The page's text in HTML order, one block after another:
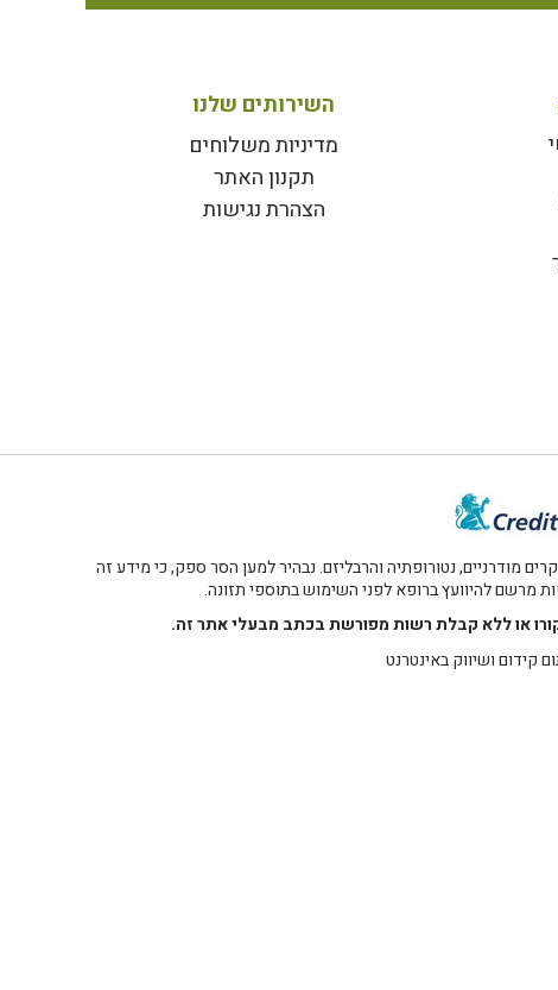
השירותים שלנו
מדיניות משלוחים
תקנון האתר
הצהרת נגישות
מודרניים, נטורופתיה והרבליזם. נבהיר למען הסר ספק, כי מידע זה
מרשם להיוועץ ברופא לפני השימוש בתוספי תזונה.
או ללא קבלת רשות מפורשת בכתב מבעלי אתר זה.
קידום ושיווק באינטרנט